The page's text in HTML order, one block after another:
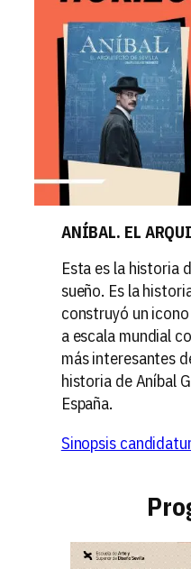
ANÍBAL. EL
Esta es la historia
sueño. Es la
construyó un
a escala mundial
más interesantes
historia de Aníbal
España.
Sinopsis